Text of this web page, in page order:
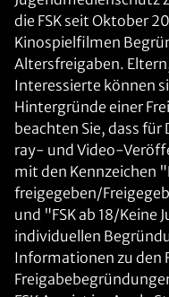
die FSK seit Oktober
Kinospielfilmen
Altersfreigaben.
Interessierte können
Hintergründe einer
beachten Sie, dass
ray- und Video-
mit den Kennzeichen
freigegeben/
und "FSK ab 18/Keine
individuellen
Informationen zu den